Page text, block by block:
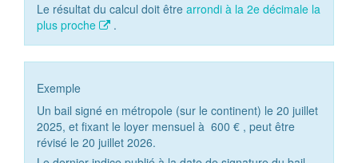
Le résultat du calcul doit être arrondi à la 2e décimale la
plus proche
.
Exemple
Un bail signé en métropole (sur le continent) le 20 juillet
2025, et fixant le loyer mensuel à 600 € , peut être
révisé le 20 juillet 2026.